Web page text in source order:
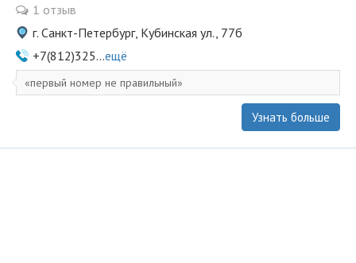
1 отзыв
г. Санкт-Петербург, Кубинская ул., 77б
+7(812)325...ещё
первый номер не правильный
Узнать больше